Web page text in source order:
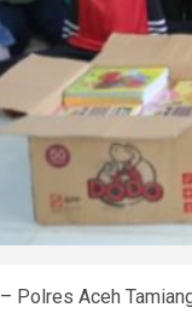
– Polres Aceh